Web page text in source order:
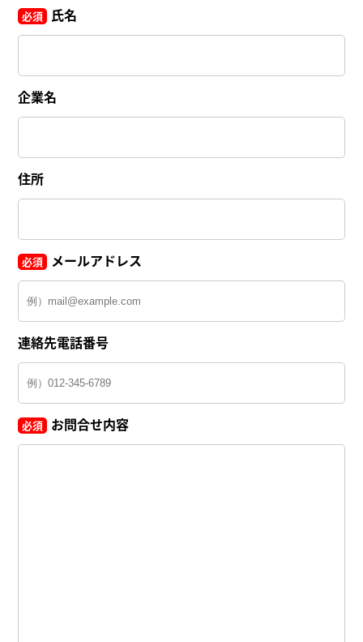
必須 氏名
企業名
住所
必須 メールアドレス
連絡先電話番号
必須 お問合せ内容